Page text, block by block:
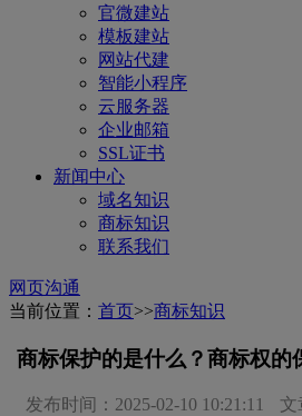
官微建站
模板建站
网站代建
智能小程序
云服务器
企业邮箱
SSL证书
新闻中心
域名知识
商标知识
联系我们
网页沟通
当前位置： 首页>>商标知识
商标保护的是什么？商标权的
发布时间：2025-02-10 10:21:11 文